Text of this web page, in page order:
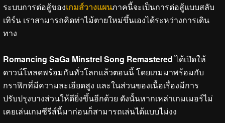
ระบบการต่อสู้ของเกมส์วางแผนภาคนี้จะเป็นการต่อสู้แบบสลับ
เทิร์น เราสามารถคิดท่าไม้ตายใหม่ขึ้นเองได้ระหว่างการเดิน
ทาง
Romancing SaGa Minstrel Song Remasteredได้เปิดให้
ดาวน์โหลดพร้อมกันทั่วโลกแล้วตอนนี้ โดยเกมมาพร้อมกับ
กราฟิกที่มีความละเอียดสูง และในส่วนของเนื้อเรื่องมีการ
ปรับปรุงบางส่วนให้ดียิ่งขึ้นอีกด้วย ดังนั้นหากเหล่าเกมเมอร์ไม่
เคยเล่นเกมซีรีส์นี้มาก่อนก็สามารถเล่นได้แบบไม่งง